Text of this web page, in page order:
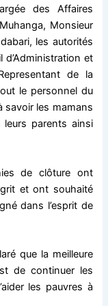
des Affaires
Monsieur
les autorités
d’Administration et
de la
le personnel du
savoir les mamans
parents ainsi
de clôture ont
et ont souhaité
dans l’esprit de
que la meilleure
de continuer les
les pauvres à